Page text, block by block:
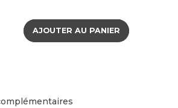
AJOUTER AU PANIER